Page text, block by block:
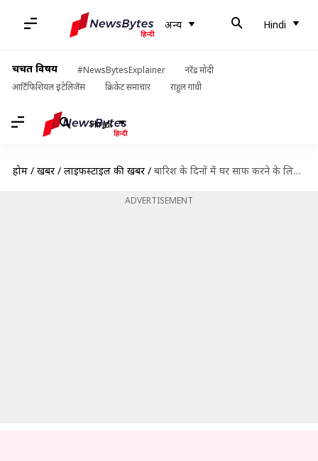
अन्य Hindi
चर्चित विषय #NewsBytesExplainer
नरेंद्र मोदी
आर्टिफिशियल इंटेलिजेंस
क्रिकेट समाचार राहुल गांधी
Hindi
होम / खबरें / लाइफस्टाइल की खबरें / बारिश के दिनों में घर साफ करने के लिए अपनाएं ये 5 आसान उपाय
ADVERTISEMENT